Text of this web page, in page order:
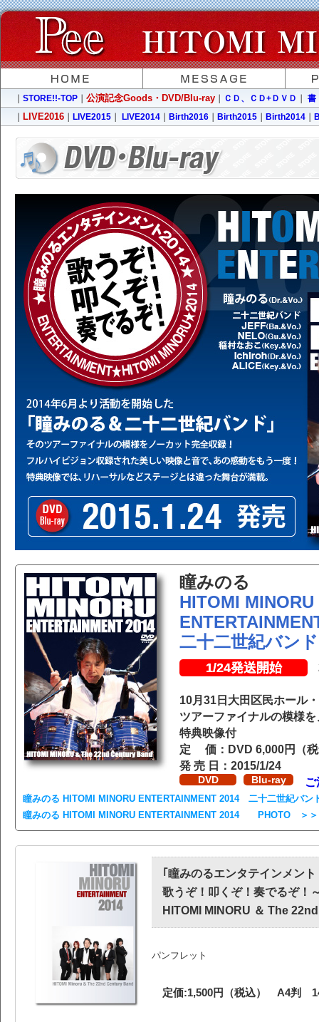
STORE!!-TOP 公演記念Goods・DVD/Blu-ray ＣＤ、ＣＤ+ＤＶＤ
LIVE2016 LIVE2015 LIVE2014 Birth2016 Birth2015 Birth2014
瞳みのる
HITOMI MINORU
二十二世紀バン
1/24発送開始
10月31日大田区民ホール
ツアーファイナルの模様
特典映像付
定 価：DVD 6,000円（税
発 売 日：2015/1/24
DVD Blu-ray
瞳みのる HITOMI MINORU ENTERTAINMENT 2014 二十二世紀バン
瞳みのる HITOMI MINORU ENTERTAINMENT 2014 PHOTO ＞＞
｢瞳みのるエンタテインメン
歌うぞ！叩くぞ！奏でるぞ！
HITOMI MINORU ＆ The
パンフレット
定価:1,500円（税込） A4判